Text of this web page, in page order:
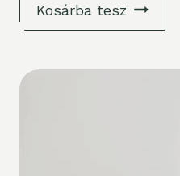
Kosárba tesz